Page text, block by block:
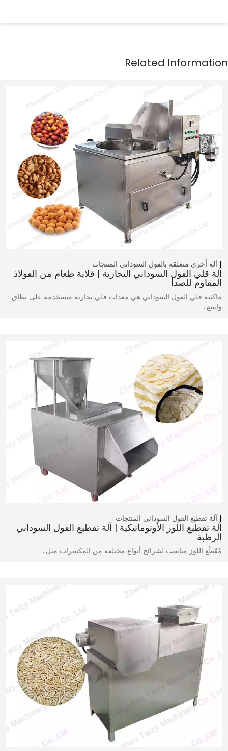
آلة أخرى متعلقة بالفول السوداني المنتجات
آلة قلي الفول السوداني التجارية | قلاية طعام من الفولاذ
المقاوم للصدأ
ماكينة قلي الفول السوداني هي معدات قلي تجارية مستخدمة على نطاق
واسع…
آلة تقطيع الفول السوداني المنتجات
آلة تقطيع اللوز الأوتوماتيكية | آلة تقطيع الفول السوداني
الرطبة
مُقَطِّع اللوز مناسب لشرائح أنواع مختلفة من المكسرات مثل…